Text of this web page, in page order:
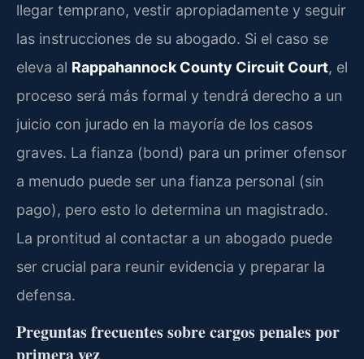
llegar temprano, vestir apropiadamente y seguir
las instrucciones de su abogado. Si el caso se
eleva al Rappahannock County Circuit Court, el
proceso será más formal y tendrá derecho a un
juicio con jurado en la mayoría de los casos
graves. La fianza (bond) para un primer ofensor
a menudo puede ser una fianza personal (sin
pago), pero esto lo determina un magistrado.
La prontitud al contactar a un abogado puede
ser crucial para reunir evidencia y preparar la
defensa.
Preguntas frecuentes sobre cargos penales por